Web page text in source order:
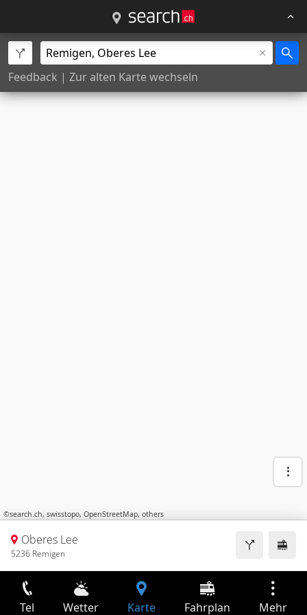
Feedback | Zur alten Karte wechseln
©search.ch, swisstopo, OpenStreetMap, others
Oberes Lee
5236 Remigen
Tel Wetter Karte Fahrplan Mehr